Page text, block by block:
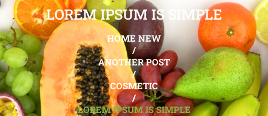
LOREM IPSUM IS SIMPLE
HOME NEW
/
ANOTHER POST
/
COSMETIC
/
LOREM IPSUM IS SIMPLE